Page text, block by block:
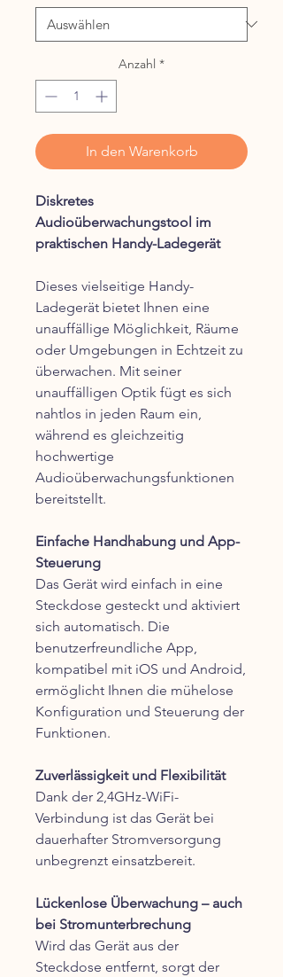
Anzahl *
In den Warenkorb
Diskretes
Audioüberwachungstool im
praktischen Handy-Ladegerät
Dieses vielseitige Handy-
Ladegerät bietet Ihnen eine
unauffällige Möglichkeit, Räume
oder Umgebungen in Echtzeit zu
überwachen. Mit seiner
unauffälligen Optik fügt es sich
nahtlos in jeden Raum ein,
während es gleichzeitig
hochwertige
Audioüberwachungsfunktionen
bereitstellt.
Einfache Handhabung und App-
Steuerung
Das Gerät wird einfach in eine
Steckdose gesteckt und aktiviert
sich automatisch. Die
benutzerfreundliche App,
kompatibel mit iOS und Android,
ermöglicht Ihnen die mühelose
Konfiguration und Steuerung der
Funktionen.
Zuverlässigkeit und Flexibilität
Dank der 2,4GHz-WiFi-
Verbindung ist das Gerät bei
dauerhafter Stromversorgung
unbegrenzt einsatzbereit.
Lückenlose Überwachung – auch
bei Stromunterbrechung
Wird das Gerät aus der
Steckdose entfernt, sorgt der